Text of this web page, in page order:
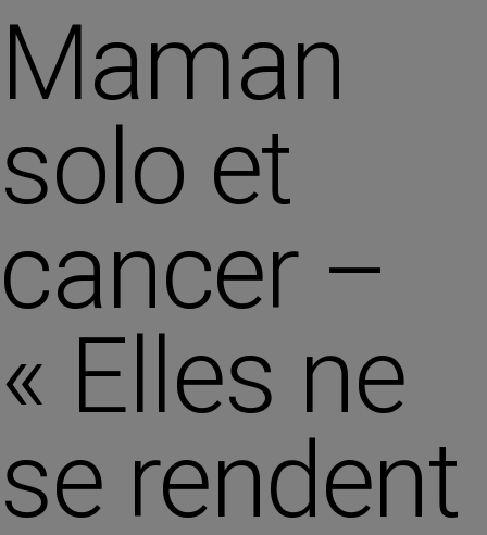
Maman
solo et
cancer –
« Elles ne
se rendent